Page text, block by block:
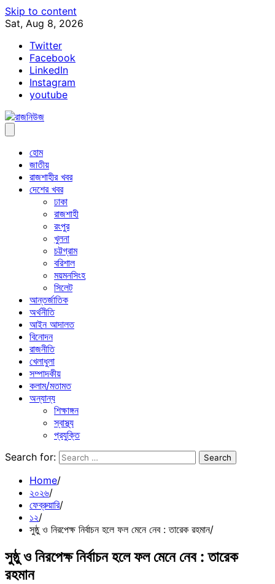
Skip to content
Sat, Aug 8, 2026
Twitter
Facebook
LinkedIn
Instagram
youtube
হোম
জাতীয়
রাজশাহীর খবর
দেশের খবর
ঢাকা
রাজশাহী
রংপুর
খুলনা
চট্টগ্রাম
বরিশাল
ময়মনসিংহ
সিলেট
আন্তর্জাতিক
অর্থনীতি
আইন আদালত
বিনোদন
রাজনীতি
খেলাধুলা
সম্পাদকীয়
কলাম/মতামত
অন্যান্য
শিক্ষাঙ্গন
স্বাস্থ্য
প্রযুক্তি
Search for:
Home
২০২৬
ফেব্রুয়ারি
১২
সুষ্ঠু ও নিরপেক্ষ নির্বাচন হলে ফল মেনে নেব : তারেক রহমান
সুষ্ঠু ও নিরপেক্ষ নির্বাচন হলে ফল মেনে নেব : তারেক
রহমান